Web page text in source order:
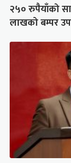
२५० रुपैयाँको
लाखको बम्पर